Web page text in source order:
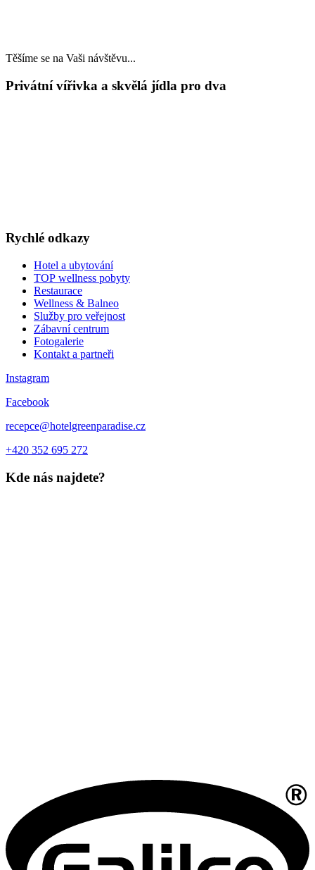
Těšíme se na Vaši návštěvu...
Privátní vířivka a skvělá jídla pro dva
Rychlé odkazy
Hotel a ubytování
TOP wellness pobyty
Restaurace
Wellness & Balneo
Služby pro veřejnost
Zábavní centrum
Fotogalerie
Kontakt a partneři
Instagram
Facebook
recepce@hotelgreenparadise.cz
+420 352 695 272
Kde nás najdete?